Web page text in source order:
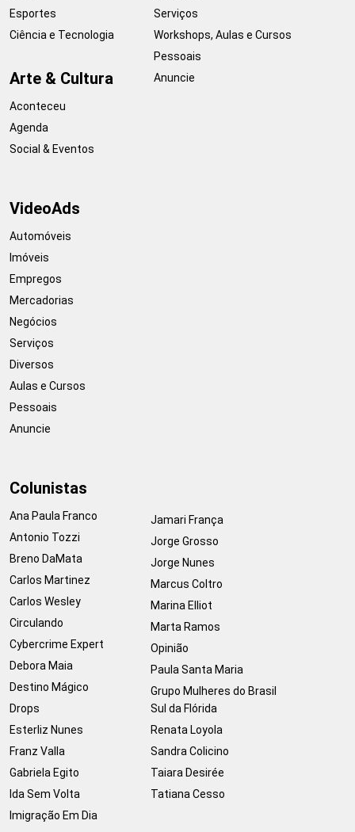
Esportes
Ciência e Tecnologia
Arte & Cultura
Aconteceu
Agenda
Social & Eventos
Serviços
Workshops, Aulas e Cursos
Pessoais
Anuncie
VideoAds
Automóveis
Imóveis
Empregos
Mercadorias
Negócios
Serviços
Diversos
Aulas e Cursos
Pessoais
Anuncie
Colunistas
Ana Paula Franco
Antonio Tozzi
Breno DaMata
Carlos Martinez
Carlos Wesley
Circulando
Cybercrime Expert
Debora Maia
Destino Mágico
Drops
Esterliz Nunes
Franz Valla
Gabriela Egito
Ida Sem Volta
Imigração Em Dia
Jamari França
Jorge Grosso
Jorge Nunes
Marcus Coltro
Marina Elliot
Marta Ramos
Opinião
Paula Santa Maria
Grupo Mulheres do Brasil
Sul da Flórida
Renata Loyola
Sandra Colicino
Taiara Desirée
Tatiana Cesso